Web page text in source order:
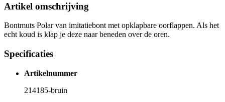
Artikel omschrijving
Bontmuts Polar van imitatiebont met opklapbare oorflappen. Als het
echt koud is klap je deze naar beneden over de oren.
Specificaties
Artikelnummer
214185-bruin